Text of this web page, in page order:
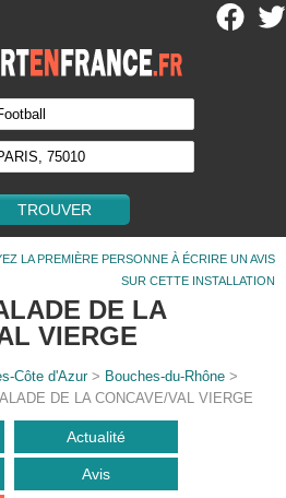
LA PREMIÈRE PERSONNE À ÉCRIRE UN AVIS
SUR CETTE INSTALLATION
DE LA
VIERGE
Côte d'Azur> Bouches-du-Rhône >
DE LA CONCAVE/VAL VIERGE
Actualité
Avis